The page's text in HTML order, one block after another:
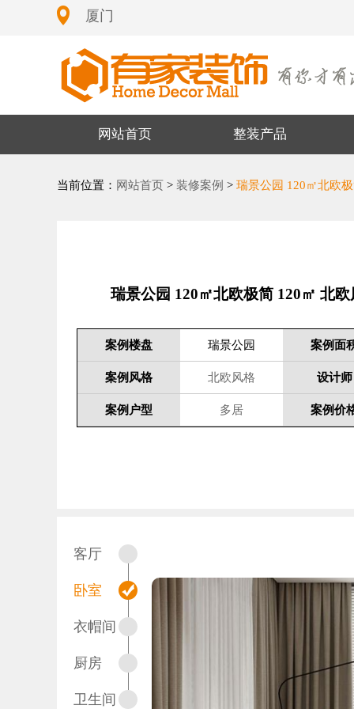
厦门
网站首页 整装产品
当前位置： 网站首页 > 装修案例 > 瑞景公园 120㎡北欧
瑞景公园 120㎡北欧极简 120㎡ 北
案例楼盘 瑞景公园 案例面
案例风格 北欧风格 设计师
案例户型 多居 案例价
客厅
卧室
衣帽间
厨房
卫生间